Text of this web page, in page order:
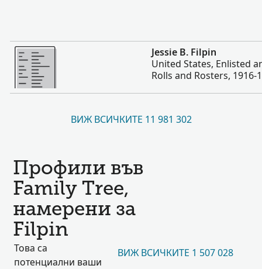
Повече
Jessie B. Filpin
United States, Enlisted
Rolls and Rosters, 1916-
ВИЖ ВСИЧКИТЕ 11 981 302
Профили във
Family Tree,
намерени за
Filpin
Това са
потенциални ваши
ВИЖ ВСИЧКИТЕ 1 507 028